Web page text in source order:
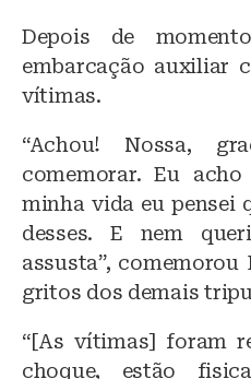
Depois de
embarcação auxiliar
vítimas.
“Achou! Nossa,
comemorar. Eu
minha vida eu pensei
desses. E nem
assusta”, comemorou
gritos dos demais
“[As vítimas] foram
choque, estão